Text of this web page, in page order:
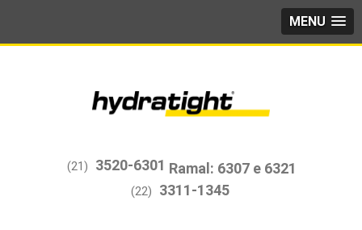
MENU
(21) 3520-6301
(22) 3311-1345